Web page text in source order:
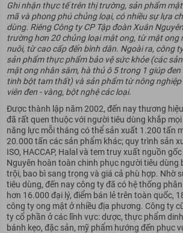
Ghi nhận thực tế trên thị trường, sản phẩm
mã và phong phú chủng loại, có nhiều sự lựa
dùng. Riêng Công ty CP Tập đoàn Xuân
trường hơn 20 chủng loại mật ong, từ mật ong
nuôi, từ cao cấp đến bình dân. Ngoài ra, công
sản phẩm thực phẩm bảo vệ sức khỏe (các
mật ong nhân sâm, hà thủ ô 5 trong 1 giúp
tinh bột tam thất) và sản phẩm từ nông
viên đen - vàng, bột nghệ các loại.
Được thành lập năm 2002, đến nay thương
đã rất quen thuộc với người tiêu dùng khắp
năng lực mỗi tháng có thể sản xuất 1.200 tấn
20.000 tấn các sản phẩm khác; quy trình sản
ISO, HACCAP, Halal và tem truy xuất nguồn
Nguyên hoàn toàn chinh phục người tiêu
trội, bao bì sang trọng và giá cả phù hợp. Nhờ
tiêu dùng, đến nay công ty đã có hệ thống
hơn 16.000 đại lý, điểm bán lẻ trên toàn quốc,
công ty ong mật ở nhiều địa phương. Công ty
ty cổ phần ở các lĩnh vực: dược, thực phẩm
bánh kẹo, đặc sản, mỹ phẩm hướng đến phục